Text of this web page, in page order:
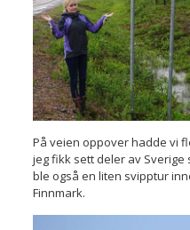
På veien oppover hadde vi
jeg fikk sett deler av
ble også en liten svipptur
Finnmark.